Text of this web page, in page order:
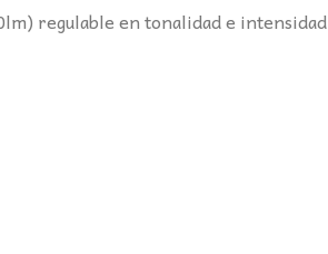
regulable en tonalidad e intensidad